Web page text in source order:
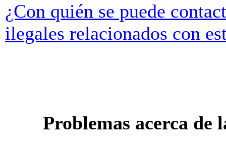
¿Con quién se puede
ilegales relacionados con
Problemas acerca